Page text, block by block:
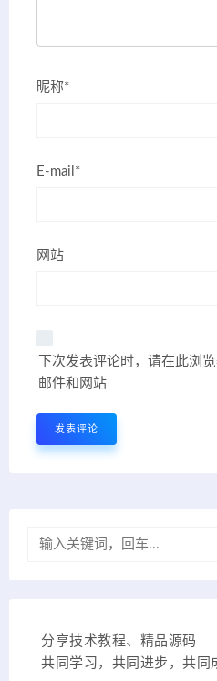
昵称*
E-mail*
网站
下次发表评论时，请在此浏
邮件和网站
分享技术教程、精品源码
共同学习，共同进步，共同